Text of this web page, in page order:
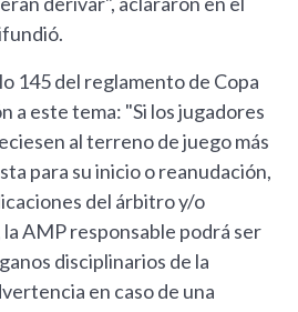
145 del reglamento de Copa
a este tema: "Si los jugadores
al terreno de juego más
para su inicio o reanudación,
del árbitro y/o
AMP responsable podrá ser
disciplinarios de la
en caso de una